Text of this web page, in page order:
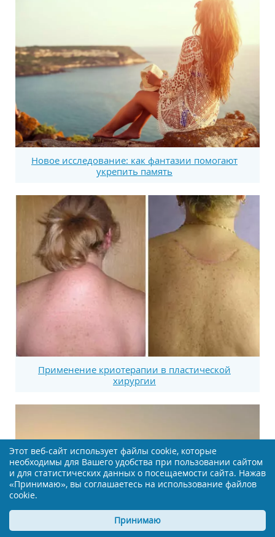
Новое исследование: как фантазии помогают
укрепить память
Применение криотерапии в пластической
хирургии
Этот веб-сайт использует файлы cookie, которые
необходимы для Вашего удобства при пользовании сайтом
и для статистических данных о посещаемости сайта. Нажав
«Принимаю», вы соглашаетесь на использование файлов
cookie.
Принимаю